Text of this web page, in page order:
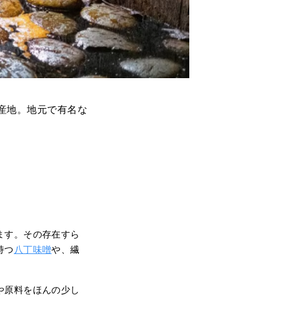
地。地元で有名な
。その存在すら
つ 八丁味噌や、繊
料をほんの少し